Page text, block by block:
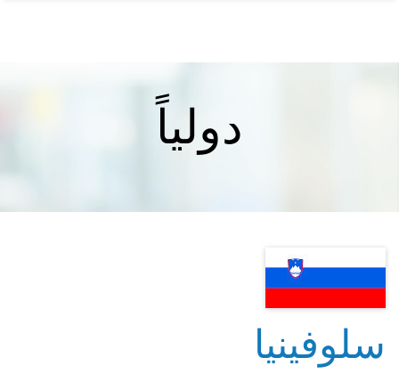
دولياً
سلوفينيا